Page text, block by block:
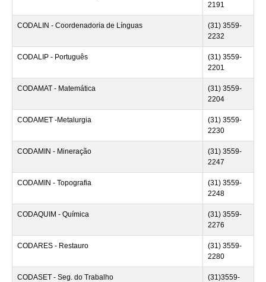
2191
CODALIN - Coordenadoria de Línguas
(31) 3559-
2232
CODALIP - Português
(31) 3559-
2201
CODAMAT - Matemática
(31) 3559-
2204
CODAMET -Metalurgia
(31) 3559-
2230
CODAMIN - Mineração
(31) 3559-
2247
CODAMIN - Topografia
(31) 3559-
2248
CODAQUIM - Química
(31) 3559-
2276
CODARES - Restauro
(31) 3559-
2280
CODASET - Seg. do Trabalho (31)3559-